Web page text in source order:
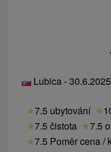
Lubica - 30.6.2025
★7.5 ubytování ★
★7.5 čistota ★7.5
★7.5 Poměr cena /